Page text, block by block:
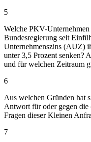
5
Welche PKV-
Bundesregierung seit
Unternehmenszins (AUZ)
unter 3,5 Prozent senken?
und für welchen Zeitraum
6
Aus welchen Gründen hat
Antwort für oder gegen
Fragen dieser Kleinen
7